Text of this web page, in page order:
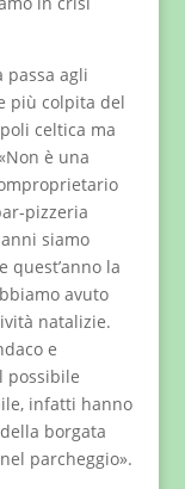
passa agli
più colpita del
celtica ma
è una
pizzeria
siamo
quest’anno la
avuto
natalizie.
e
possibile
infatti hanno
borgata
parcheggio».